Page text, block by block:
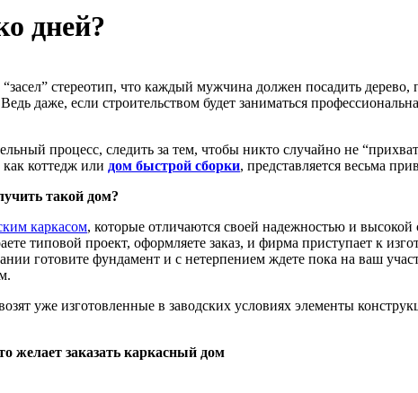
дней?
стереотип, что каждый мужчина должен посадить дерево,
даже, если строительством будет заниматься
процесс, следить за тем, чтобы никто случайно не
коттедж или дом быстрой сборки, представляется весьма
такой дом?
каркасом, которые отличаются своей надежностью и высокой
типовой проект, оформляете заказ, и фирма приступает к
готовите фундамент и с нетерпением ждете пока на ваш
уже изготовленные в заводских условиях элементы
желает заказать каркасный дом